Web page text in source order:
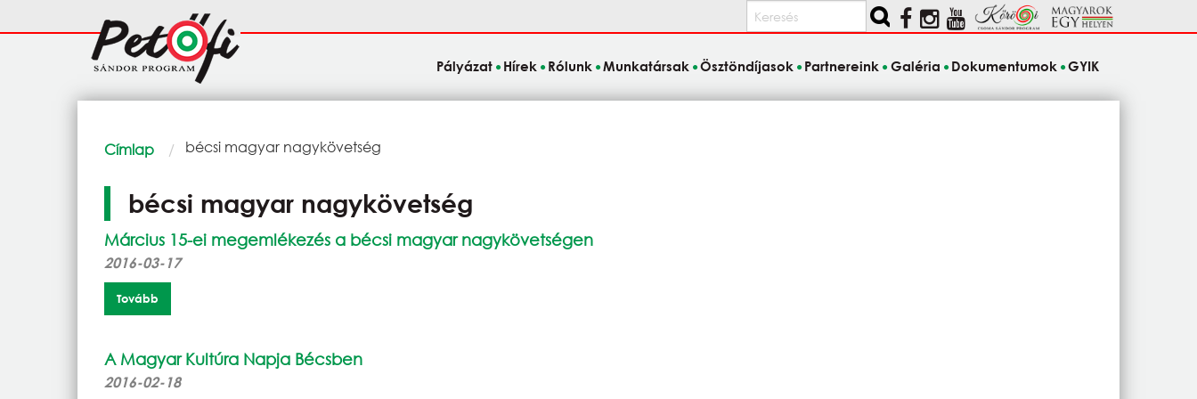
Keresés
Fő
navigáció
Pályázat Hírek Rólunk Munkatársak Ösztöndíjasok Partnereink Galéria Dokumentumok GYIK
Morzsa
Címlap Current:
bécsi magyar nagykövetség
bécsi magyar nagykövetség
Március 15-ei megemlékezés a bécsi magyar nagykövetségen
2016-03-17
Tovább
A Magyar Kultúra Napja Bécsben
2016-02-18